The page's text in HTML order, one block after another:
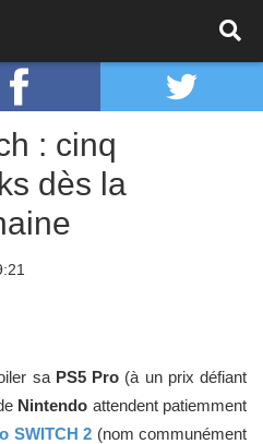
: cinq
dès la
sa PS5 Pro (à un prix défiant
Nintendo attendent patiemment
SWITCH 2 (nom communément